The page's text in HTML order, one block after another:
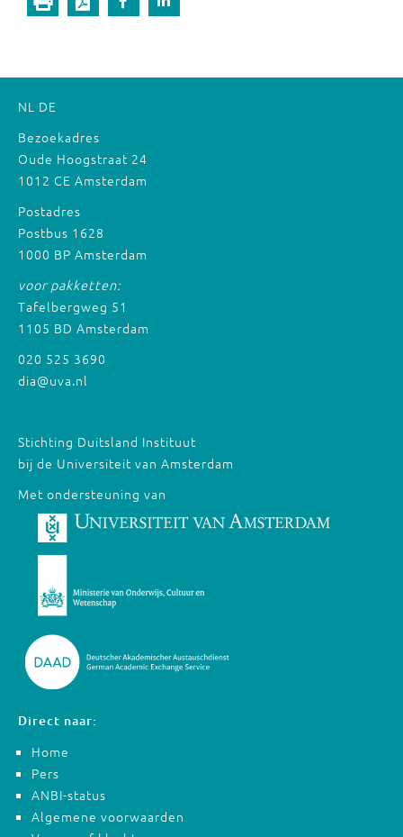
NL DE
Bezoekadres
Oude Hoogstraat 24
1012 CE Amsterdam
Postadres
Postbus 1628
1000 BP Amsterdam
voor pakketten:
Tafelbergweg 51
1105 BD Amsterdam
020 525 3690
dia@uva.nl
Stichting Duitsland Instituut
bij de Universiteit van Amsterdam
Met ondersteuning van
Direct naar:
Home
Pers
ANBI-status
Algemene voorwaarden